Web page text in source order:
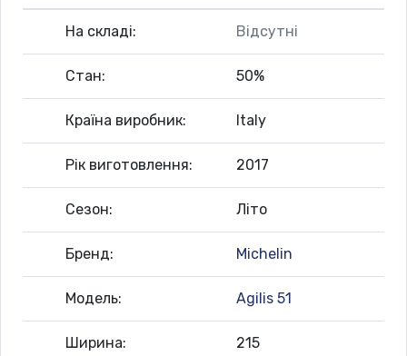
На складі: Відсутні
Стан: 50%
Країна виробник: Italy
Рік виготовлення: 2017
Сезон: Літо
Бренд: Michelin
Модель: Agilis 51
Ширина: 215